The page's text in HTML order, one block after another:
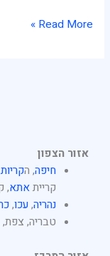
Read More »
אזור הצפון
חיפה, הקריות
קרייתאתא,
נהריה,עכו,
טבריה, צפת,